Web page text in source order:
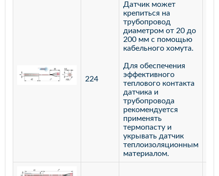
224
Датчик может
крепиться на
трубопровод
диаметром от 20 до
200 мм с помощью
кабельного хомута.
Для обеспечения
эффективного
теплового контакта
датчика и
трубопровода
рекомендуется
применять
термопасту и
укрывать датчик
теплоизоляционным
материалом.